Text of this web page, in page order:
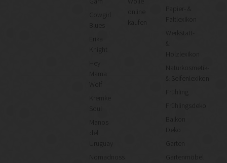
Cowgirl
Knight
Mama
Wolf
Kremke
Manos
Uruguay
Nomadnoss
kaufen
Papier- &
Faltlexikon
Werkstatt-
&
Holzlexikon
Naturkosmetik-
& Seifenlexikon
Frühling
Frühlingsdeko
Deko
Garten
Gartenmöbel